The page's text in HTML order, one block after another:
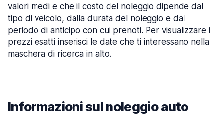
valori medi e che il costo del noleggio dipende dal
tipo di veicolo, dalla durata del noleggio e dal
periodo di anticipo con cui prenoti. Per visualizzare i
prezzi esatti inserisci le date che ti interessano nella
maschera di ricerca in alto.
Informazioni sul noleggio auto